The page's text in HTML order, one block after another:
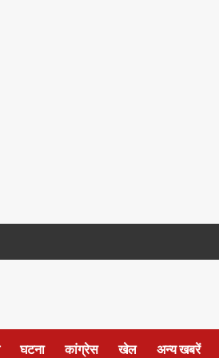
घटना कांग्रेस खेल अन्य खबरें